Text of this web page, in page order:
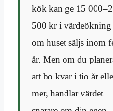
kök kan ge 15
500 kr i värdeökning
om huset säljs inom
år. Men om du
att bo kvar i tio år
mer, handlar värdet